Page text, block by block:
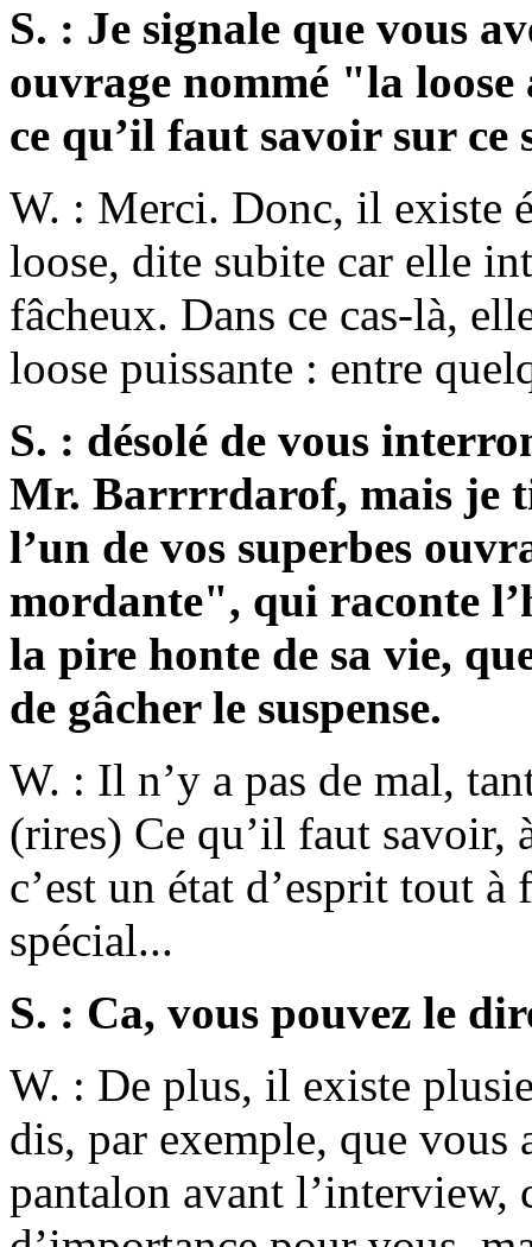
S. : Je signale que vous
ouvrage nommé "la
ce qu’il faut savoir sur ce
W. : Merci. Donc, il existe
loose, dite subite car elle
fâcheux. Dans ce cas-là,
loose puissante : entre
S. : désolé de vous
Mr. Barrrrdarof, mais je
l’un de vos superbes
mordante", qui raconte
la pire honte de sa vie,
de gâcher le suspense.
W. : Il n’y a pas de mal,
(rires) Ce qu’il faut savoir,
c’est un état d’esprit tout
spécial...
S. : Ca, vous pouvez le
W. : De plus, il existe
dis, par exemple, que vous
pantalon avant l’interview,